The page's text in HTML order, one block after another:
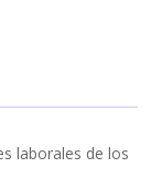
laborales de los